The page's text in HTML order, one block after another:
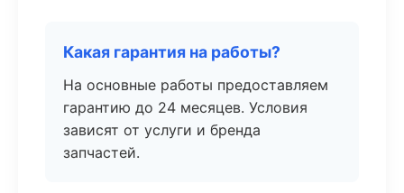
Какая гарантия на работы?
На основные работы предоставляем
гарантию до 24 месяцев. Условия
зависят от услуги и бренда
запчастей.